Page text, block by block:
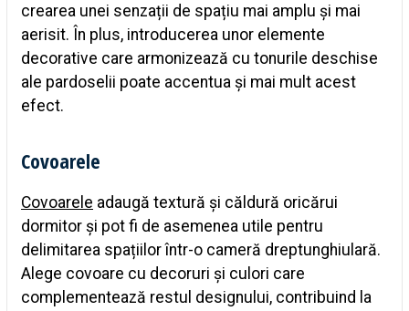
crearea unei senzații de spațiu mai amplu și mai
aerisit. În plus, introducerea unor elemente
decorative care armonizează cu tonurile deschise
ale pardoselii poate accentua și mai mult acest
efect.
Covoarele
Covoarele adaugă textură și căldură oricărui
dormitor și pot fi de asemenea utile pentru
delimitarea spațiilor într-o cameră dreptunghiulară.
Alege covoare cu decoruri și culori care
complementează restul designului, contribuind la